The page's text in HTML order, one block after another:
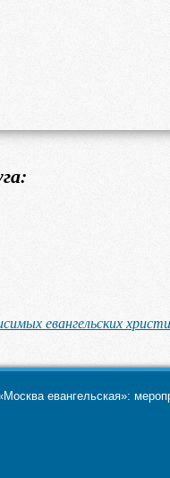
евангельских
евангельская»: